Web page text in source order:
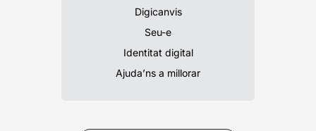
Digicanvis
Seu-e
Identitat digital
Ajuda’ns a millorar